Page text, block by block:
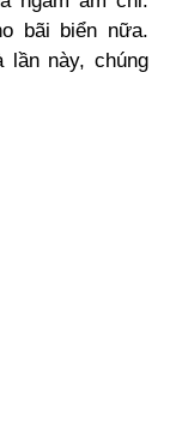
bãi biển nữa.
lần này, chúng